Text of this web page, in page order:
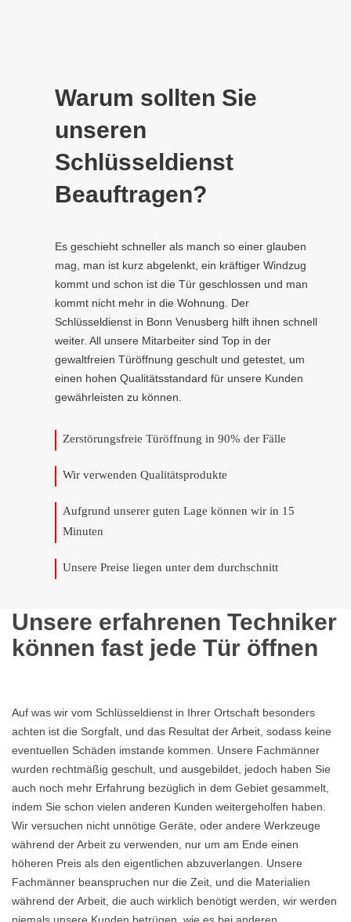
Warum sollten Sie
unseren
Schlüsseldienst
Beauftragen?
Es geschieht schneller als manch so einer glauben
mag, man ist kurz abgelenkt, ein kräftiger Windzug
kommt und schon ist die Tür geschlossen und man
kommt nicht mehr in die Wohnung. Der
Schlüsseldienst in Bonn Venusberg hilft ihnen schnell
weiter. All unsere Mitarbeiter sind Top in der
gewaltfreien Türöffnung geschult und getestet, um
einen hohen Qualitätsstandard für unsere Kunden
gewährleisten zu können.
Zerstörungsfreie Türöffnung in 90% der Fälle
Wir verwenden Qualitätsprodukte
Aufgrund unserer guten Lage können wir in 15
Minuten
Unsere Preise liegen unter dem durchschnitt
Unsere erfahrenen Techniker
können fast jede Tür öffnen
Auf was wir vom Schlüsseldienst in Ihrer Ortschaft besonders
achten ist die Sorgfalt, und das Resultat der Arbeit, sodass keine
eventuellen Schäden imstande kommen. Unsere Fachmänner
wurden rechtmäßig geschult, und ausgebildet, jedoch haben Sie
auch noch mehr Erfahrung bezüglich in dem Gebiet gesammelt,
indem Sie schon vielen anderen Kunden weitergeholfen haben.
Wir versuchen nicht unnötige Geräte, oder andere Werkzeuge
während der Arbeit zu verwenden, nur um am Ende einen
höheren Preis als den eigentlichen abzuverlangen. Unsere
Fachmänner beanspruchen nur die Zeit, und die Materialien
während der Arbeit, die auch wirklich benötigt werden, wir werden